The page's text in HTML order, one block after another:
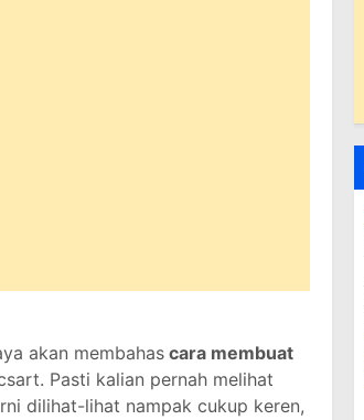
akan membahas cara membuat
Pasti kalian pernah melihat
dilihat-lihat nampak cukup keren,